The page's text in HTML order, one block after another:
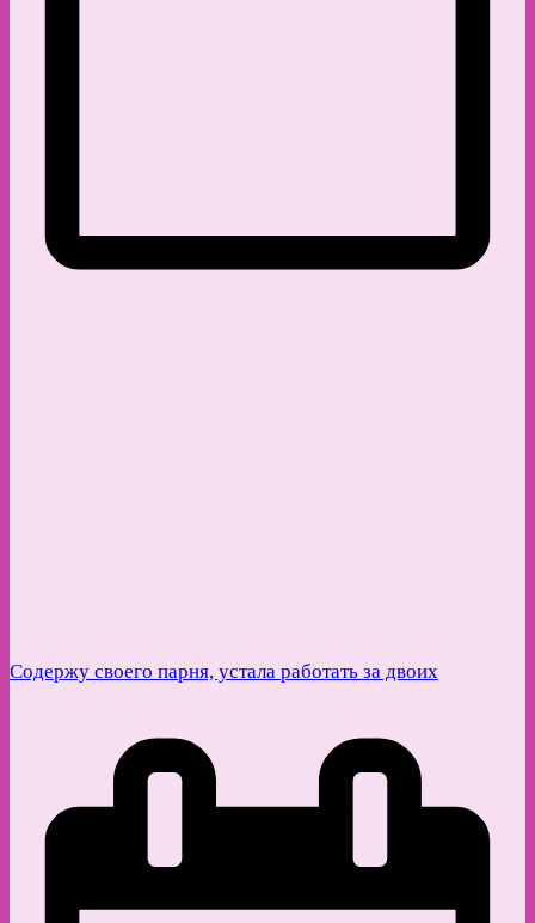
Содержу своего парня, устала работать за двоих